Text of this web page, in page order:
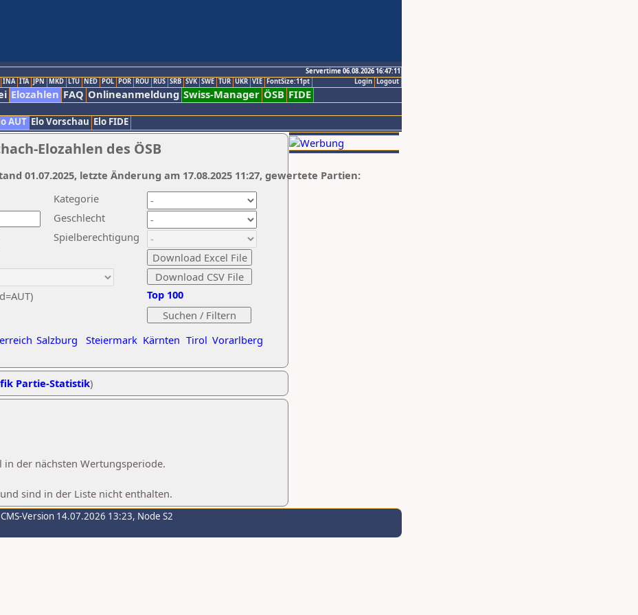
Servertime 06.08.2026 16:47:11
Logout
Login
INA ITA JPN MKD LTU NED POL POR ROU RUS SRB SVK SWE TUR UKR VIE FontSize:11pt
Elozahlen FAQ Onlineanmeldung Swiss-Manager ÖSB FIDE
AUT Elo Vorschau Elo FIDE
Elozahlen des ÖSB
Kategorie
Geschlecht
Spielberechtigung
Salzburg Steiermark Kärnten Tirol Vorarlberg
Top 100
01.07.2025, letzte Änderung am 17.08.2025 11:27, gewertete Partien:
Partie-Statistik)
in der nächsten Wertungsperiode.
sind in der Liste nicht enthalten.
Version 14.07.2026 13:23, Node S2